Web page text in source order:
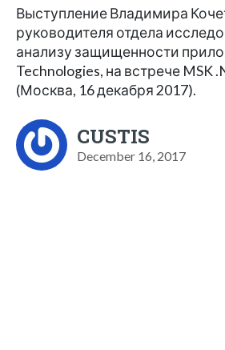
Выступление Владимира
руководителя отдела
анализу защищенности
Technologies, на встрече MSK
(Москва, 16 декабря 2017).
CUSTIS
December 16, 2017